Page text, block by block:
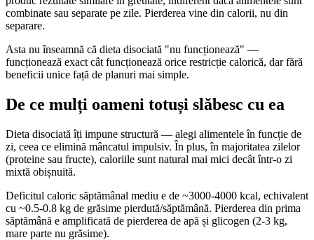
combinate sau separate pe zile. Pierderea vine din calorii, nu din
separare.
Asta nu înseamnă că dieta disociată "nu funcționează" —
funcționează exact cât funcționează orice restricție calorică, dar fără
beneficii unice față de planuri mai simple.
De ce mulți oameni totuși slăbesc cu ea
Dieta disociată îți impune structură — alegi alimentele în funcție de
zi, ceea ce elimină mâncatul impulsiv. În plus, în majoritatea zilelor
(proteine sau fructe), caloriile sunt natural mai mici decât într-o zi
mixtă obișnuită.
Deficitul caloric săptămânal mediu e de ~3000-4000 kcal, echivalent
cu ~0.5-0.8 kg de grăsime pierdută/săptămână. Pierderea din prima
săptămână e amplificată de pierderea de apă și glicogen (2-3 kg,
mare parte nu grăsime).